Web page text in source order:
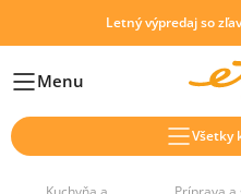
Letný výpredaj so
HlavníMenu
Všetky